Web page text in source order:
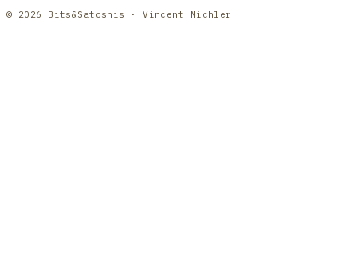
© 2026 Bits&Satoshis · Vincent Michler